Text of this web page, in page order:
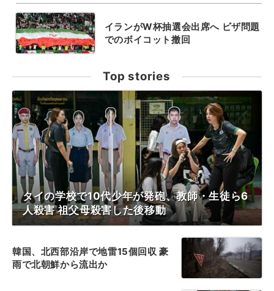
イランがW杯抽選会出席へ ビザ問題
でのボイコット撤回
Top stories
タイの学校で10代少年が発砲、教師・生徒ら6
人殺害 祖父母殺害した後移動
韓国、北西部沿岸で地雷15個回収 豪
雨で北朝鮮から流出か